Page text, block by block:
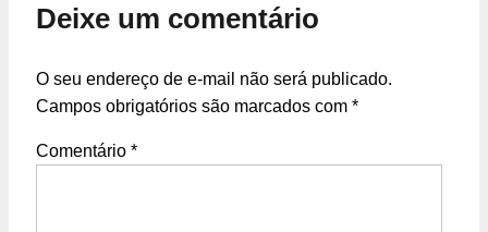
Deixe um comentário
O seu endereço de e-mail não será publicado.
Campos obrigatórios são marcados com *
Comentário *